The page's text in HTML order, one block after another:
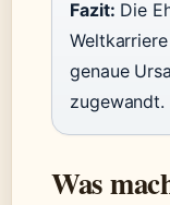
Fazit: Die
genaue
zugewandt.
Was